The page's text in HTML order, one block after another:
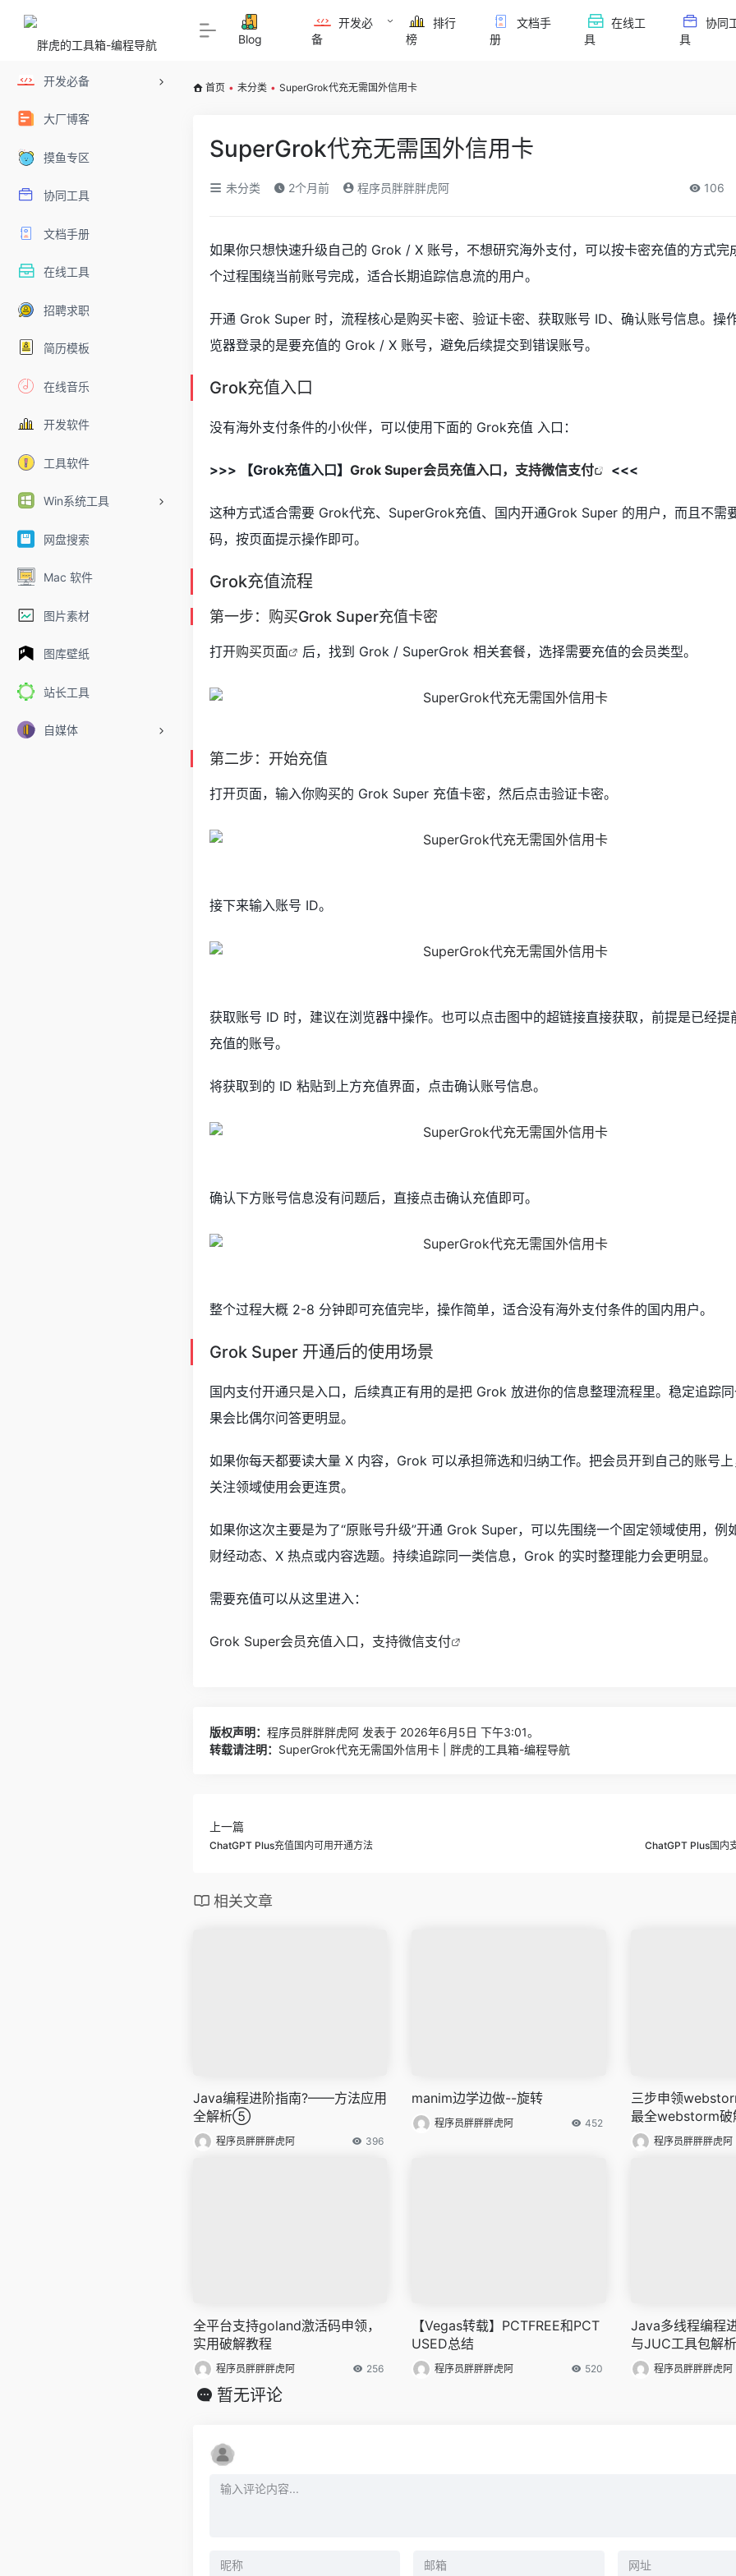
开发必备
大厂博客
摸鱼专区
协同工具
文档手册
在线工具
招聘求职
简历模板
在线音乐
开发软件
工具软件
Win系统工具
网盘搜索
Mac 软件
图片素材
图库壁纸
站长工具
自媒体
Blog
开发必
备
排行
榜
文档手
册
在线工
具
协同
具
首页 • 未分类 • SuperGrok代充无需国外信用卡
SuperGrok代充无需国外信用卡
未分类 2个月前 程序员胖胖胖虎阿 106
如果你只想快速升级自己的 Grok / X 账号，不想研究海外支付，可以按卡密充值的方式完
个过程围绕当前账号完成，适合长期追踪信息流的用户。
开通 Grok Super 时，流程核心是购买卡密、验证卡密、获取账号 ID、确认账号信息。操
览器登录的是要充值的 Grok / X 账号，避免后续提交到错误账号。
Grok充值入口
没有海外支付条件的小伙伴，可以使用下面的 Grok充值 入口：
>>> 【Grok充值入口】 Grok Super会员充值入口，支持微信支付 <<<
这种方式适合需要 Grok代充、SuperGrok充值、国内开通Grok Super 的用户，而且不需
码，按页面提示操作即可。
Grok充值流程
第一步：购买Grok Super充值卡密
打开购买页面 后，找到 Grok / SuperGrok 相关套餐，选择需要充值的会员类型。
第二步：开始充值
打开页面，输入你购买的 Grok Super 充值卡密，然后点击验证卡密。
接下来输入账号 ID。
获取账号 ID 时，建议在浏览器中操作。也可以点击图中的超链接直接获取，前提是已经提
充值的账号。
将获取到的 ID 粘贴到上方充值界面，点击确认账号信息。
确认下方账号信息没有问题后，直接点击确认充值即可。
整个过程大概 2-8 分钟即可充值完毕，操作简单，适合没有海外支付条件的国内用户。
Grok Super 开通后的使用场景
国内支付开通只是入口，后续真正有用的是把 Grok 放进你的信息整理流程里。稳定追踪
果会比偶尔问答更明显。
如果你每天都要读大量 X 内容，Grok 可以承担筛选和归纳工作。把会员开到自己的账号
关注领域使用会更连贯。
如果你这次主要是为了“原账号升级”开通 Grok Super，可以先围绕一个固定领域使用，例
财经动态、X 热点或内容选题。持续追踪同一类信息，Grok 的实时整理能力会更明显。
需要充值可以从这里进入：
Grok Super会员充值入口，支持微信支付
版权声明： 程序员胖胖胖虎阿 发表于 2026年6月5日 下午3:01。
转载请注明： SuperGrok代充无需国外信用卡 | 胖虎的工具箱-编程导航
上一篇
ChatGPT Plus充值国内可用开通方法 ChatGPT Plus国内
相关文章
Java编程进阶指南?——方法应用
全解析⑤
程序员胖胖胖虎阿 396
manim边学边做--旋转
程序员胖胖胖虎阿 452
三步申领
最全webstorm破
程序员胖胖胖虎阿
全平台支持goland激活码申领，
实用破解教程
程序员胖胖胖虎阿 256
【Vegas转载】PCTFREE和PCT
USED总结
程序员胖胖胖虎阿 520
Java多线程编程
与JUC工具包解析
程序员胖胖胖虎阿
暂无评论